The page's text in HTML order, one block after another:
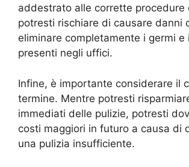
addestrato alle corrette procedure
potresti rischiare di causare danni
eliminare completamente i germi e
presenti negli uffici.
Infine, è importante considerare il
termine. Mentre potresti
immediati delle pulizie, potresti
costi maggiori in futuro a causa di
una pulizia insufficiente.